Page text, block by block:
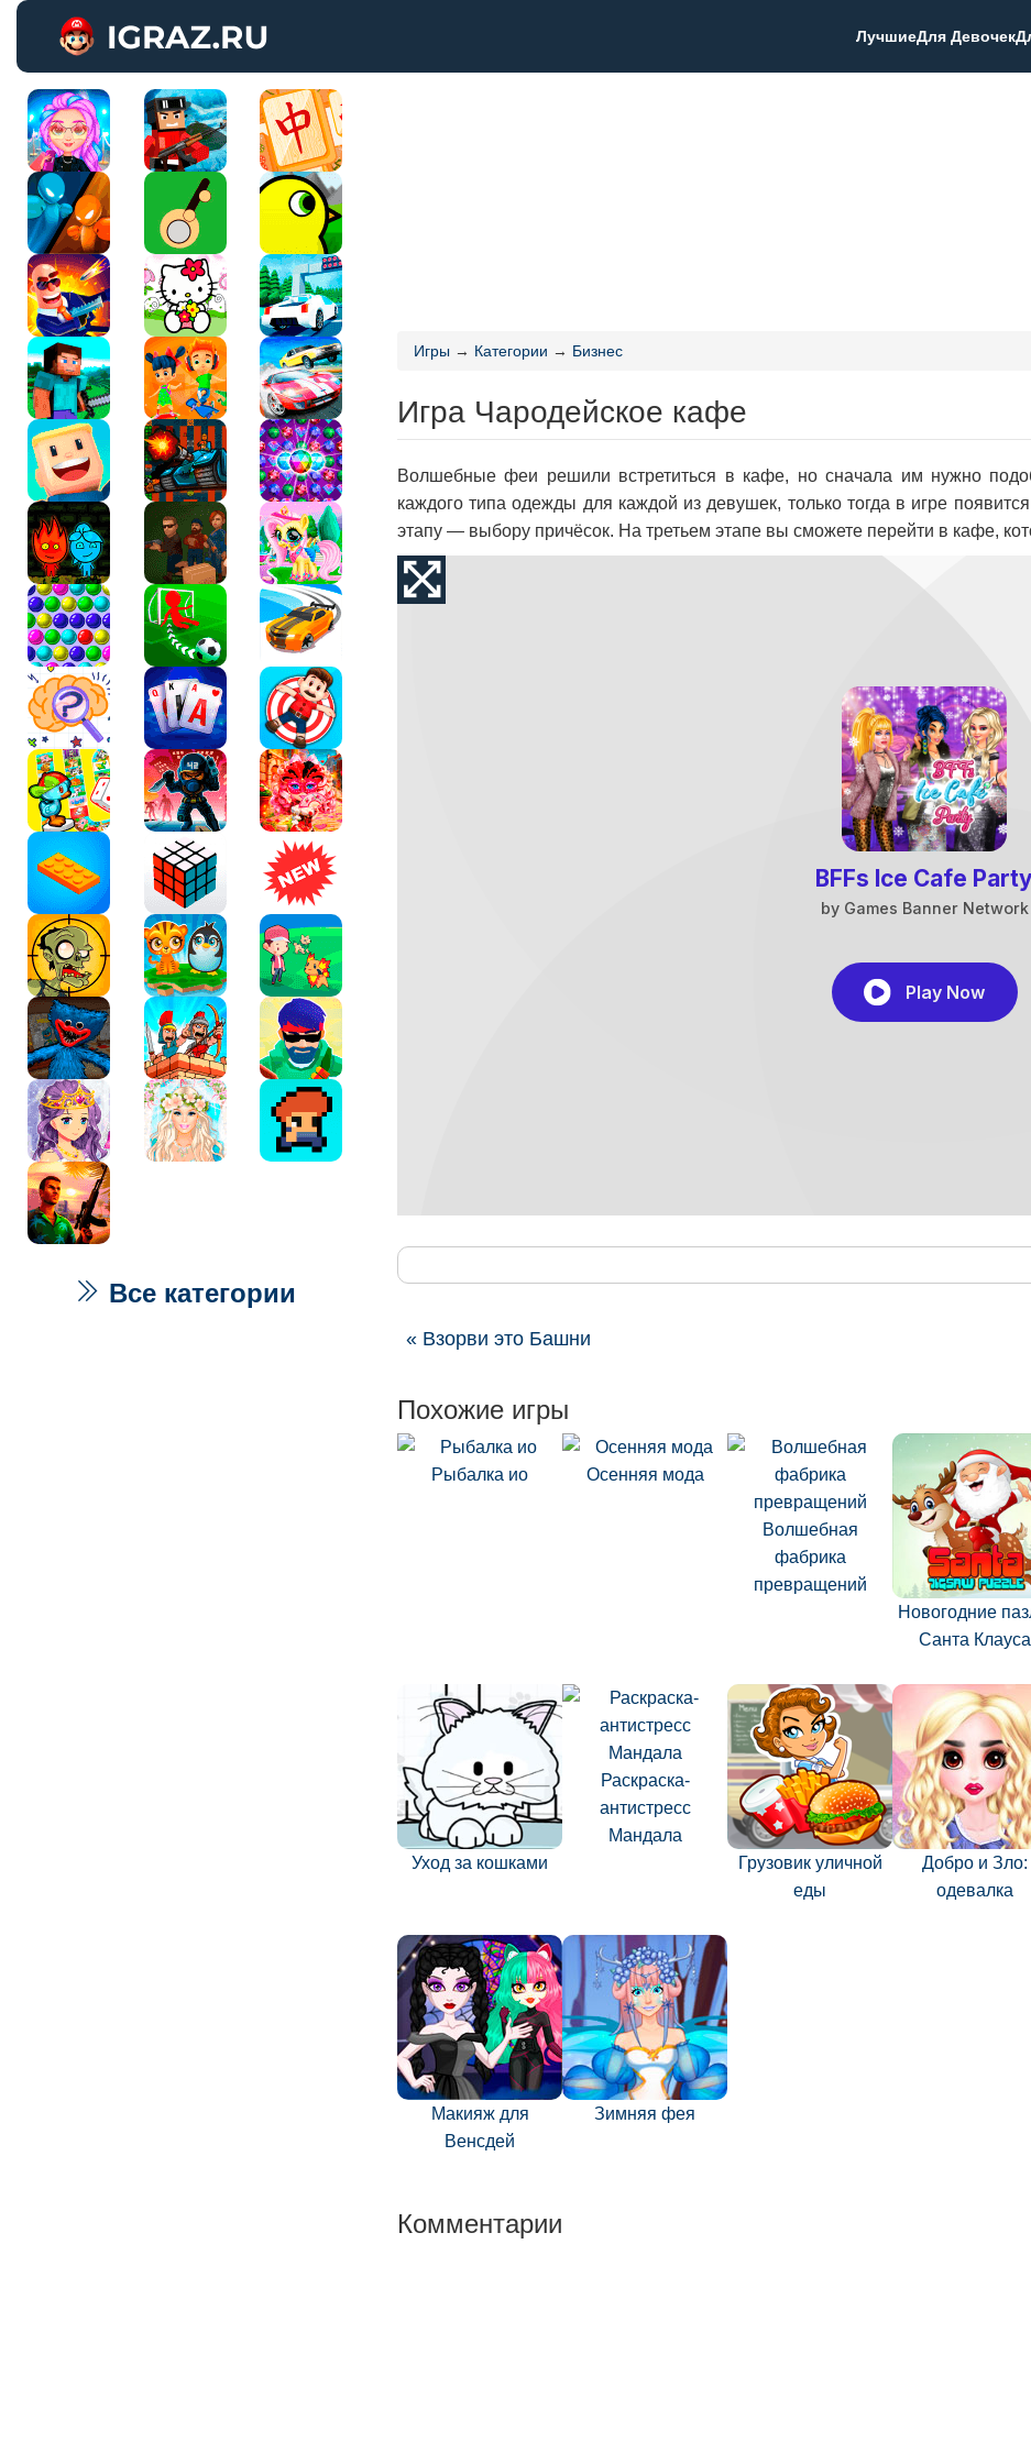
ЛучшиеДля Девочек
Игры → Категории → Бизнес
Игра Чародейское кафе
Волшебные феи решили встретиться в кафе, но сначала им нужно
каждого типа одежды для каждой из девушек, только тогда в игре
этапу — выбору причёсок. На третьем этапе вы сможете перейти в кафе,
« Взорви это Башни
Похожие игры
Рыбалка ио Осенняя мода
Волшебная
фабрика
превращений
Новогодние
Санта Клауса
Уход за кошками
Раскраска-
антистресс
Мандала
Грузовик уличной
еды
Добро и Зло:
одевалка
Макияж для
Венсдей
Зимняя фея
Комментарии
Все категории